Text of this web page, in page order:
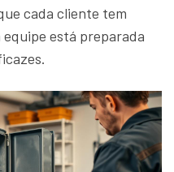
cada cliente tem
está preparada